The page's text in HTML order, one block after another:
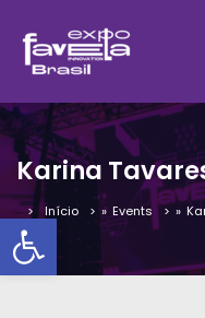
Barra de
Karina
Início » Events »